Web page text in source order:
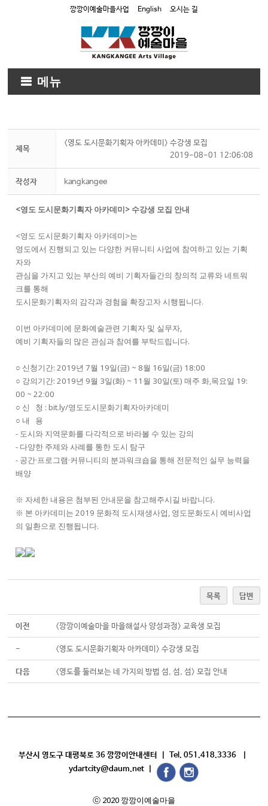
깡깡이예술마을사업 English 오시는 길
메뉴
제목
<영도 도시문화기획자 아카데미> 수강생 모집
2019-08-01 12:06:08
작성자 kangkangee
<영도 도시문화기획자 아카데미> 수강생 모집 안내
<영도 도시문화기획자 아카데미>는
영도에서 진행되고 있는 다양한 커뮤니티 사업에 참여하고 있는 기획
자와
관심을 가지고 있는 부산의 예비 기획자들간의 창의적 교류와 네트워
크를 통해
도시문화기획자의 감각과 경험을 확장고자 시행됩니다.
이번 아카데미에 문화예술관련 기획자 및 실무자,
예비 기획자들의 많은 관심과 참여를 부탁드립니다.
○ 신청기간: 2019년 7월 19일(금) ~ 8월 16일(금) 18:00
○ 강의기간: 2019년 9월 3일(화) ~ 11월 30일(토) 매주 화,목요일 19:
00 ~ 22:00
○ 신 청 :bit.ly/영도도시문화기획자아카데미
○ 내 용
- 도시와 지역문화를 다각적으로 바라볼 수 있는 강의
- 다양한 주제와 사례를 통한 도시 탐구
- 공간·프로그램·커뮤니티의 분과워크숍을 통해 전문적인 실무 능력을
배양
※ 자세한 내용은 첨부된 안내문을 참고해주시길 바랍니다.
※ 본 아카데미는 2019 문화적 도시재생사업, 영도문화도시 예비사업
의 일환으로 진행됩니다.
목록 답변
이전 <깡깡이예술마을 마을해설사 양성과정> 교육생 모집
- <영도 도시문화기획자 아카데미> 수강생 모집
다음 <영도를 둘러보는 네 가지의 방법 섬, 섬, 섬> 모집 안내
부산시 영도구 대평북로 36 깡깡이안내센터 | Tel. 051.418.3336 |
ydartcity@daum.net |
ⓒ 2020 깡깡이예술마을